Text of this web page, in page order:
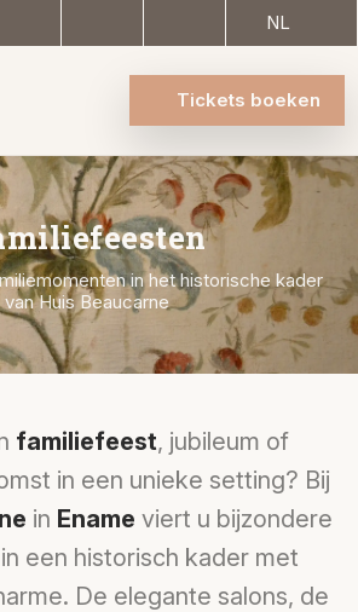
NL
Tickets boeken
in het historische kader
van Huis Beaucarne
familiefeest, jubileum of
in een unieke setting? Bij
in Ename viert u bijzondere
een historisch kader met
De elegante salons, de